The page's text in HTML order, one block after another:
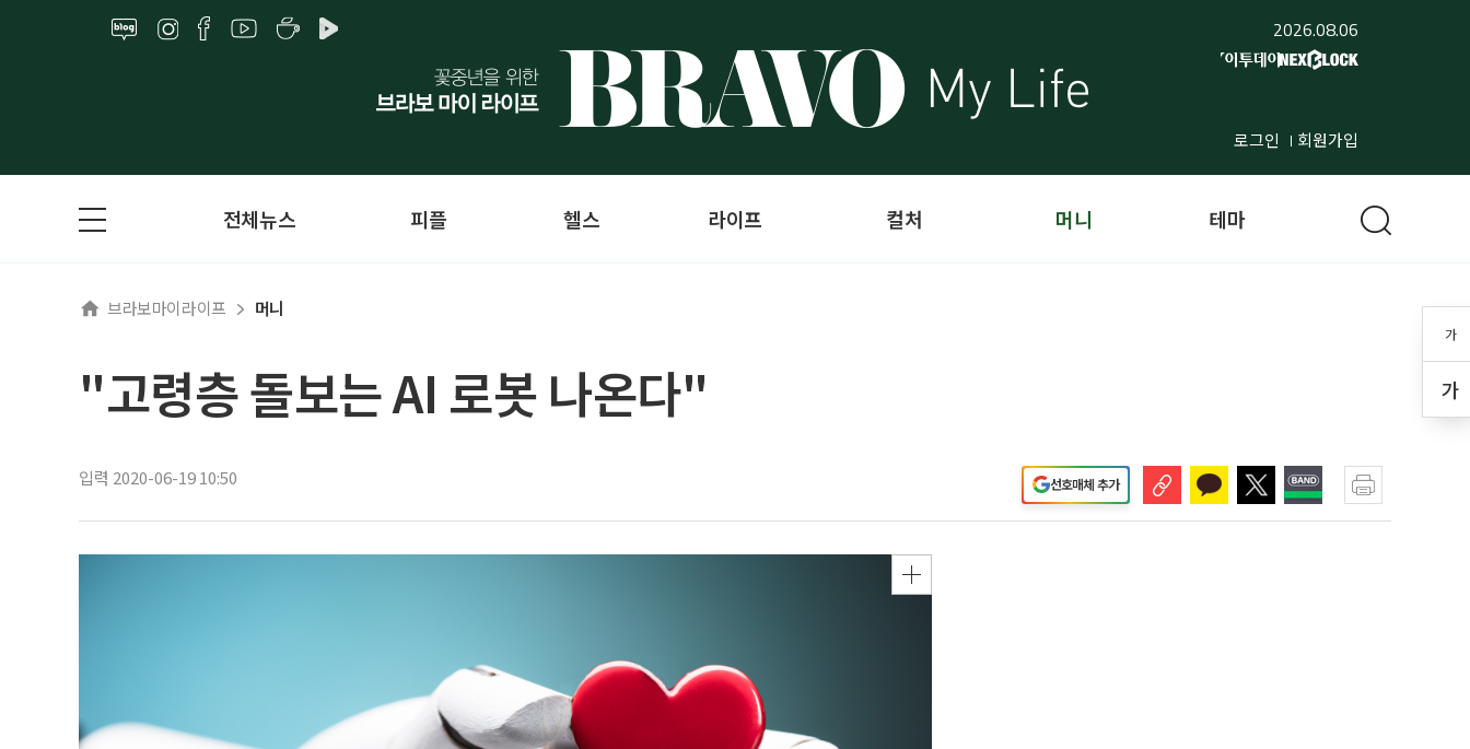
2026.08.06
로그인 회원가입
가
가
전체뉴스 피플 헬스 라이프 컬처 머니 테마
브라보마이라이프 머니
"고령층 돌보는 AI 로봇 나온다"
입력 2020-06-19 10:50 선호매체 추가